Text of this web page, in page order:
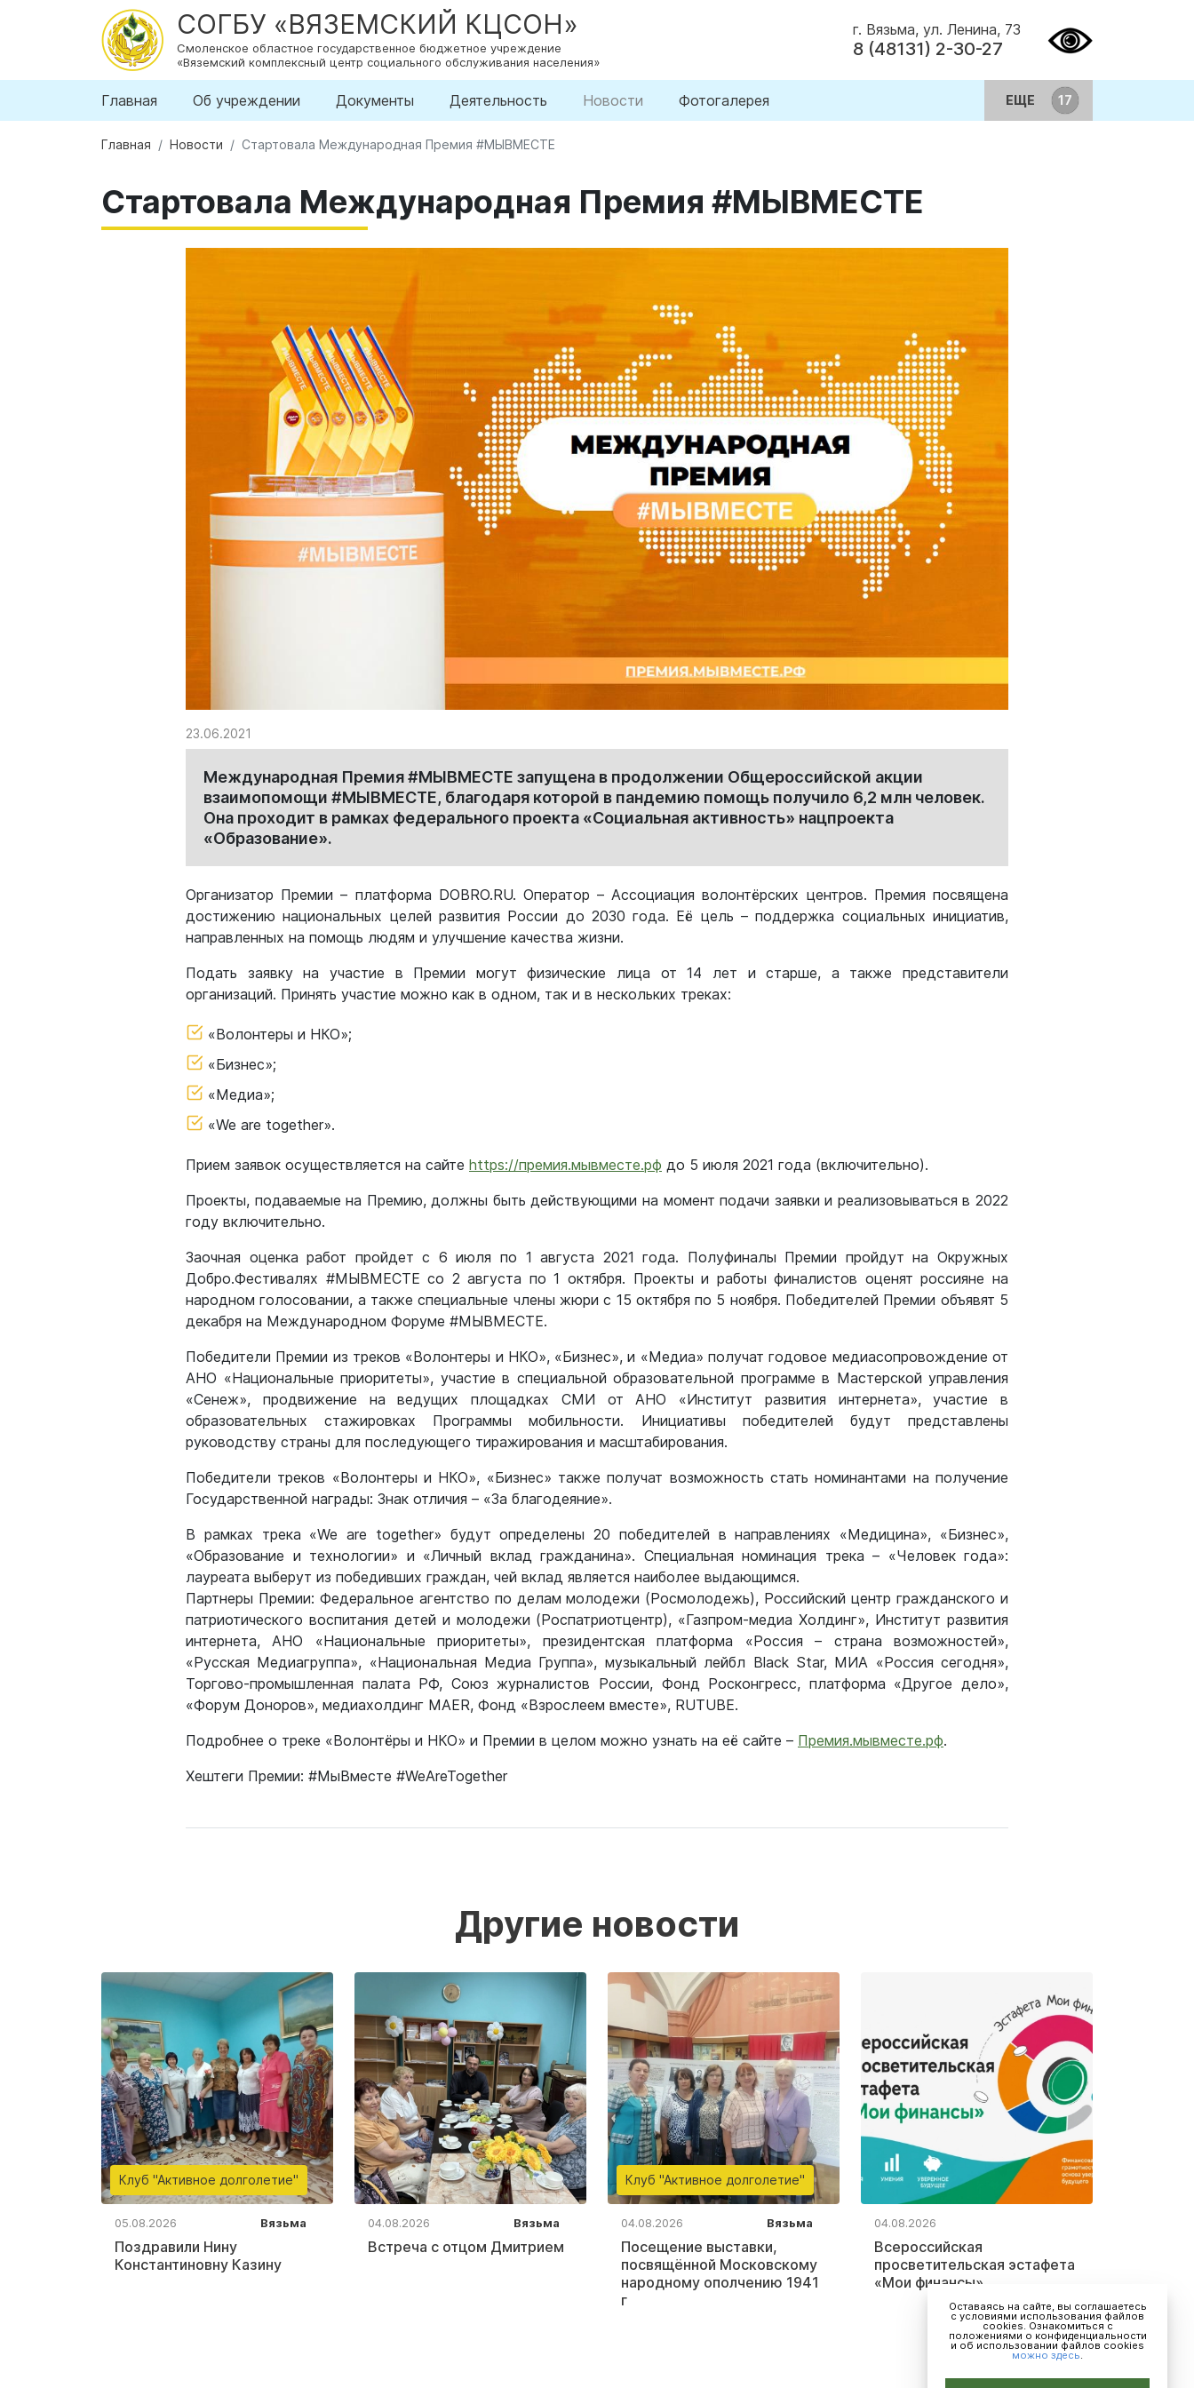
СОГБУ «ВЯЗЕМСКИЙ КЦСОН»
Смоленское областное государственное бюджетное учреждение
«Вяземский комплексный центр социального обслуживания населения»
г. Вязьма, ул. Ленина, 73
8 (48131) 2-30-27
Главная Об учреждении Документы Деятельность Новости Фотогалерея ЕЩЕ
Главная Новости Стартовала Международная Премия #МЫВМЕСТЕ
Стартовала Международная Премия #МЫВМЕСТЕ
23.06.2021
Международная Премия #МЫВМЕСТЕ запущена в продолжении Общероссийской акции
взаимопомощи #МЫВМЕСТЕ, благодаря которой в пандемию помощь получило 6,2 млн человек.
Она проходит в рамках федерального проекта «Социальная активность» нацпроекта
«Образование».
Организатор Премии – платформа DOBRO.RU. Оператор – Ассоциация волонтёрских центров. Премия посвящена
достижению национальных целей развития России до 2030 года. Её цель – поддержка социальных инициатив,
направленных на помощь людям и улучшение качества жизни.
Подать заявку на участие в Премии могут физические лица от 14 лет и старше, а также представители
организаций. Принять участие можно как в одном, так и в нескольких треках:
«Волонтеры и НКО»;
«Бизнес»;
«Медиа»;
«We are together».
Прием заявок осуществляется на сайте https://премия.мывместе.рф до 5 июля 2021 года (включительно).
Проекты, подаваемые на Премию, должны быть действующими на момент подачи заявки и реализовываться в 2022
году включительно.
Заочная оценка работ пройдет с 6 июля по 1 августа 2021 года. Полуфиналы Премии пройдут на Окружных
Добро.Фестивалях #МЫВМЕСТЕ со 2 августа по 1 октября. Проекты и работы финалистов оценят россияне на
народном голосовании, а также специальные члены жюри с 15 октября по 5 ноября. Победителей Премии объявят 5
декабря на Международном Форуме #МЫВМЕСТЕ.
Победители Премии из треков «Волонтеры и НКО», «Бизнес», и «Медиа» получат годовое медиасопровождение от
АНО «Национальные приоритеты», участие в специальной образовательной программе в Мастерской управления
«Сенеж», продвижение на ведущих площадках СМИ от АНО «Институт развития интернета», участие в
образовательных стажировках Программы мобильности. Инициативы победителей будут представлены
руководству страны для последующего тиражирования и масштабирования.
Победители треков «Волонтеры и НКО», «Бизнес» также получат возможность стать номинантами на получение
Государственной награды: Знак отличия – «За благодеяние».
В рамках трека «We are together» будут определены 20 победителей в направлениях «Медицина», «Бизнес»,
«Образование и технологии» и «Личный вклад гражданина». Специальная номинация трека – «Человек года»:
лауреата выберут из победивших граждан, чей вклад является наиболее выдающимся.
Партнеры Премии: Федеральное агентство по делам молодежи (Росмолодежь), Российский центр гражданского и
патриотического воспитания детей и молодежи (Роспатриотцентр), «Газпром-медиа Холдинг», Институт развития
интернета, АНО «Национальные приоритеты», президентская платформа «Россия – страна возможностей»,
«Русская Медиагруппа», «Национальная Медиа Группа», музыкальный лейбл Black Star, МИА «Россия сегодня»,
Торгово-промышленная палата РФ, Союз журналистов России, Фонд Росконгресс, платформа «Другое дело»,
«Форум Доноров», медиахолдинг MAER, Фонд «Взрослеем вместе», RUTUBE.
Подробнее о треке «Волонтёры и НКО» и Премии в целом можно узнать на её сайте – Премия.мывместе.рф.
Хештеги Премии: #МыВместе #WeAreTogether
Другие новости
Клуб "Активное долголетие"
05.08.2026 Вязьма
Поздравили Нину
Константиновну Казину
04.08.2026 Вязьма
Встреча с отцом Дмитрием
Клуб "Активное долголетие"
04.08.2026 Вязьма
Посещение выставки,
посвящённой Московскому
народному ополчению 1941
г
04.08.2026
Всероссийская
просветительская эстафета
«Мои финансы»
Оставаясь на сайте, вы соглашаетесь
с условиями использования файлов
cookies. Ознакомиться с
положениями о конфиденциальности
и об использовании файлов cookies
можно здесь.